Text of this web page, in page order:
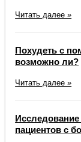
Читать далее »
Похудеть с
возможно ли?
Читать далее »
пациентов с